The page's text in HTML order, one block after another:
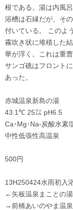
根である。湯は内風
浴槽は石縁だが、そ
付いている。 このよ
霧吹き状に堆積した
華が浮く。これは重
サンゴ礁はフロント
あった。
赤城温泉新島の湯
43.1℃ 25㍑ pH6.5
Ca･Mg･Na-炭酸水素
中性低張性高温泉
500円
13H250424水雨初入
←矢板温泉まことの湯
→前橋あいのやま温泉